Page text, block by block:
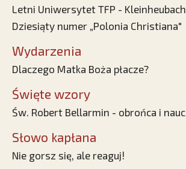
Letni Uniwersytet TFP -
Dziesiąty numer „Polonia Christiana"
Wydarzenia
Dlaczego Matka Boża płacze?
Święte wzory
Św. Robert Bellarmin - obrońca i
Słowo kapłana
Nie gorsz się, ale reaguj!